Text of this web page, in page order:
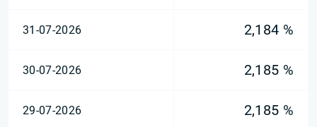
31-07-2026 2,184 %
30-07-2026 2,185 %
29-07-2026 2,185 %